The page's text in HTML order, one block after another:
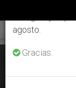
ÚLTIMAS
Mensaje del Papa
agosto.
Gracias.